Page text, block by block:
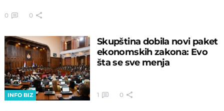
0 0
INFO BIZ
Skupština dobila novi paket
ekonomskih zakona: Evo
šta se sve menja
1 0